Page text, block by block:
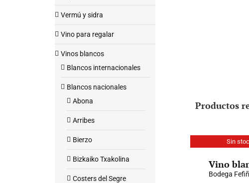
Productos
Sin
Vino
Bodega
Vermú y sidra
Vino para regalar
Vinos blancos
Blancos internacionales
Blancos nacionales
Abona
Arribes
Bierzo
Bizkaiko Txakolina
Costers del Segre